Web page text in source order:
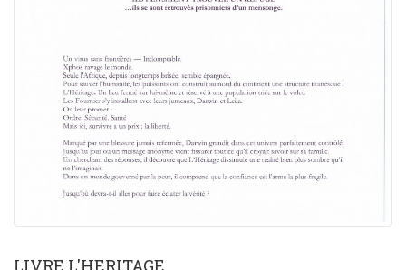
LIVRE L'HERITAGE